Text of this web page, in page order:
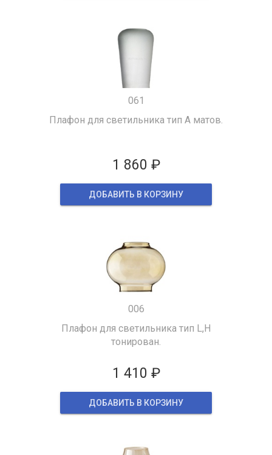
061
Плафон для светильника тип А матов.
1 860 ₽
ДОБАВИТЬ В КОРЗИНУ
006
Плафон для светильника тип L,H
тонирован.
1 410 ₽
ДОБАВИТЬ В КОРЗИНУ